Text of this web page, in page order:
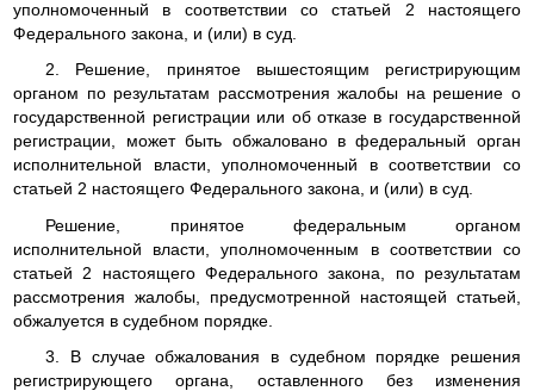
уполномоченный в соответствии со статьей 2 настоящего
Федерального закона, и (или) в суд.
2. Решение, принятое вышестоящим регистрирующим
органом по результатам рассмотрения жалобы на решение о
государственной регистрации или об отказе в государственной
регистрации, может быть обжаловано в федеральный орган
исполнительной власти, уполномоченный в соответствии со
статьей 2 настоящего Федерального закона, и (или) в суд.
Решение, принятое федеральным органом
исполнительной власти, уполномоченным в соответствии со
статьей 2 настоящего Федерального закона, по результатам
рассмотрения жалобы, предусмотренной настоящей статьей,
обжалуется в судебном порядке.
3. В случае обжалования в судебном порядке решения
регистрирующего органа, оставленного без изменения